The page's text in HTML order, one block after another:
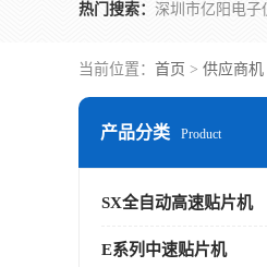
热门搜索：
当前位置： 首页 > 供应商机
产品分类 Product
SX全自动高速贴片机
E系列中速贴片机